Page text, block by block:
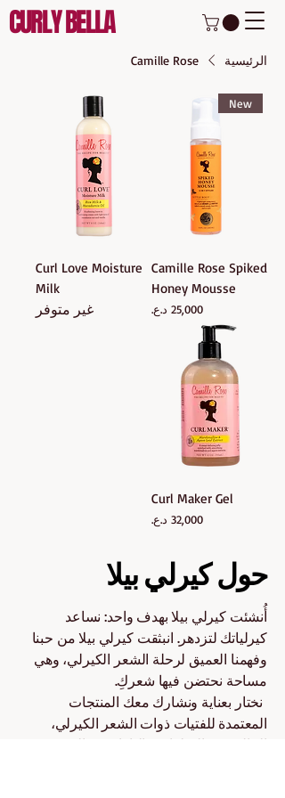
CURLY BELLA
الرئيسية Camille Rose
New
Camille Rose Spiked
Honey Mousse
السعر
Curl Love Moisture
Milk
غير متوفر
Curl Maker Gel
السعر
حول كيرلي بيلا
أُنشئت كيرلي بيلا بهدف واحد: نساعد
كيرلياتك لتزدهر. انبثقت كيرلي بيلا من حبنا
وفهمنا العميق لرحلة الشعر الكيرلي، وهي
مساحة نحتضن فيها شعركِ.
نختار بعناية ونشارك معك المنتجات
المعتمدة للفتيات ذوات الشعر الكيرلي،
الخالية من السلفات والبارابين، والمصممة